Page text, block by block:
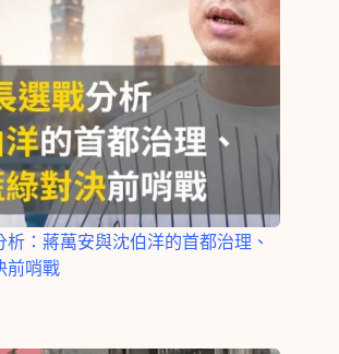
析：蔣萬安與沈伯洋的首都治理、
前哨戰